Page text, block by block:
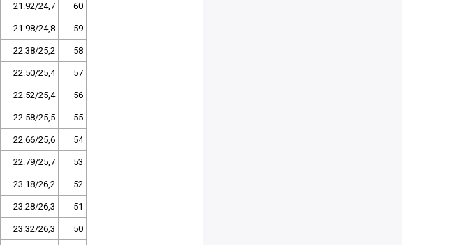
21.92/24,7 60
21.98/24,8 59
22.38/25,2 58
22.50/25,4 57
22.52/25,4 56
22.58/25,5 55
22.66/25,6 54
22.79/25,7 53
23.18/26,2 52
23.28/26,3 51
23.32/26,3 50